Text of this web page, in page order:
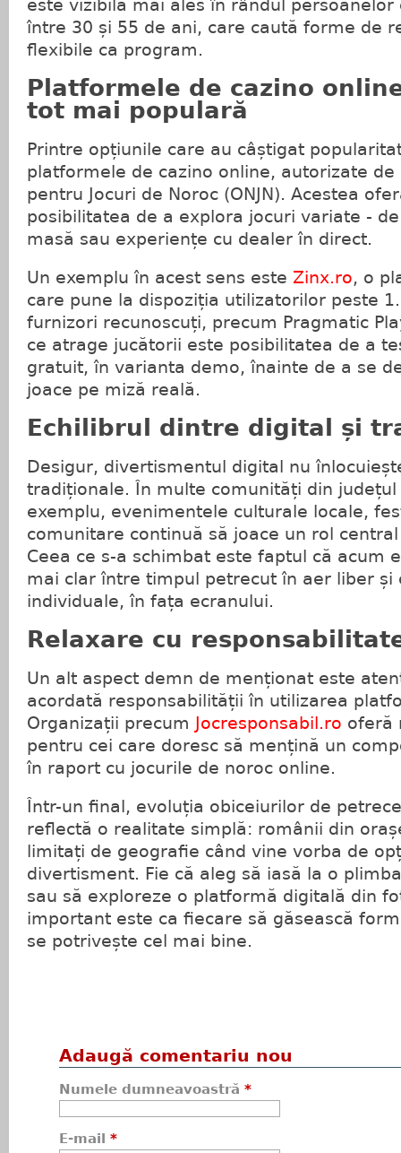
este vizibilă mai ales în rândul persoanelor
între 30 și 55 de ani, care caută forme de
flexibile ca program.
Platformele de cazino
tot mai populară
Printre opțiunile care au câștigat
platformele de cazino online, autorizate de
pentru Jocuri de Noroc (ONJN). Acestea
posibilitatea de a explora jocuri variate -
masă sau experiențe cu dealer în direct.
Un exemplu în acest sens este Zinx.ro, o
care pune la dispoziția utilizatorilor peste
furnizori recunoscuți, precum Pragmatic
ce atrage jucătorii este posibilitatea de a
gratuit, în varianta demo, înainte de a se
joace pe miză reală.
Echilibrul dintre digital și
Desigur, divertismentul digital nu
tradiționale. În multe comunități din județul
exemplu, evenimentele culturale locale,
comunitare continuă să joace un rol
Ceea ce s-a schimbat este faptul că acum
mai clar între timpul petrecut în aer liber și
individuale, în fața ecranului.
Relaxare cu
Un alt aspect demn de menționat este
acordată responsabilității în utilizarea
Organizații precum
Jocresponsabil.ro oferă
pentru cei care doresc să mențină un
în raport cu jocurile de noroc online.
Într-un final, evoluția obiceiurilor de
reflectă o realitate simplă: românii din
limitați de geografie când vine vorba de
divertisment. Fie că aleg să iasă la o
sau să exploreze o platformă digitală din
important este ca fiecare să găsească
se potrivește cel mai bine.
Adaugă comentariu nou
Numele dumneavoastră *
E-mail *